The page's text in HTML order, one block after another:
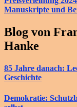
Manuskripte und
Blog von
Hanke
85 Jahre danach:
Geschichte
Demokratie: